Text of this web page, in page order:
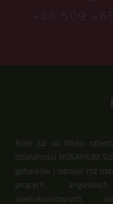
+48 509
Róże już od blisko
działalności ROSARIUM
gatunków i odmian róż
pnących,
wielkokwiatowych,